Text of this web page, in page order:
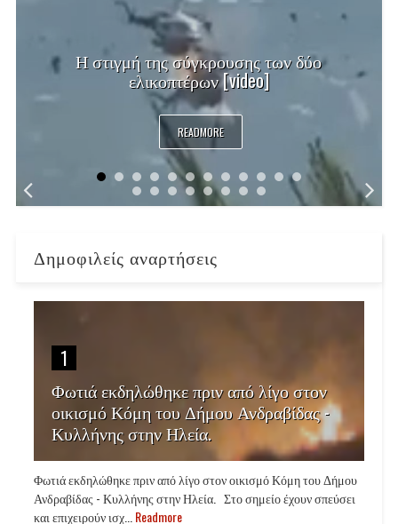
Η στιγμή της σύγκρουσης των δύο
ελικοπτέρων [video]
READMORE
Δημοφιλείς αναρτήσεις
1
Φωτιά εκδηλώθηκε πριν από λίγο στον
οικισμό Κόμη του Δήμου Ανδραβίδας -
Κυλλήνης στην Ηλεία.
Φωτιά εκδηλώθηκε πριν από λίγο στον οικισμό Κόμη του Δήμου
Ανδραβίδας - Κυλλήνης στην Ηλεία. Στο σημείο έχουν σπεύσει
και επιχειρούν ισχ... Readmore